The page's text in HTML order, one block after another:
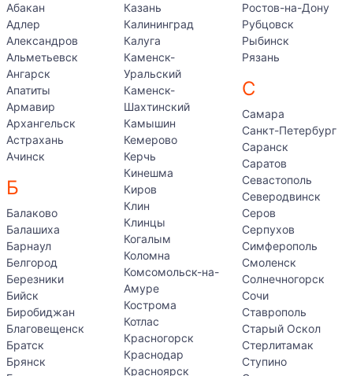
Абакан
Адлер
Александров
Альметьевск
Ангарск
Апатиты
Армавир
Архангельск
Астрахань
Ачинск
Б
Балаково
Балашиха
Барнаул
Белгород
Березники
Бийск
Биробиджан
Благовещенск
Братск
Брянск
Казань
Калининград
Калуга
Каменск-
Уральский
Каменск-
Шахтинский
Камышин
Кемерово
Керчь
Кинешма
Киров
Клин
Клинцы
Когалым
Коломна
Комсомольск-на-
Амуре
Кострома
Котлас
Красногорск
Краснодар
Красноярск
Ростов-на-Дону
Рубцовск
Рыбинск
Рязань
С
Самара
Санкт-Петербург
Саранск
Саратов
Севастополь
Северодвинск
Серов
Серпухов
Симферополь
Смоленск
Солнечногорск
Сочи
Ставрополь
Старый Оскол
Стерлитамак
Ступино